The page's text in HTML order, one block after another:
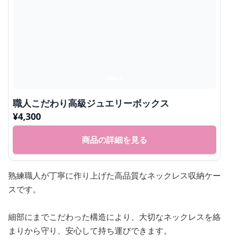
職人こだわり高級ジュエリーボックス
¥4,300
商品の詳細を見る
熟練職人が丁寧に作り上げた高品質なネックレス収納ケー
スです。
細部にまでこだわった構造により、大切なネックレスを絡
まりから守り、安心して持ち運びできます。